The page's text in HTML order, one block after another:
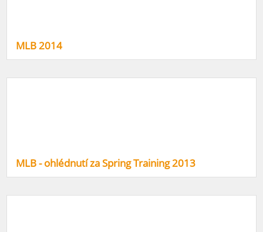
MLB 2014
MLB - ohlédnutí za Spring Training 2013